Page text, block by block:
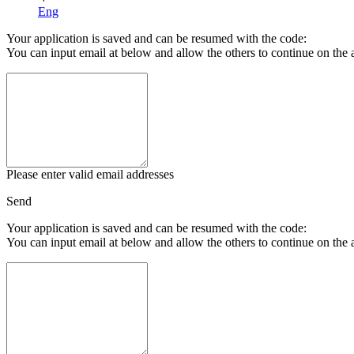
Eng
Your application is saved and can be resumed with the code:
You can input email at below and allow the others to continue on the
Please enter valid email addresses
Send
Your application is saved and can be resumed with the code:
You can input email at below and allow the others to continue on the